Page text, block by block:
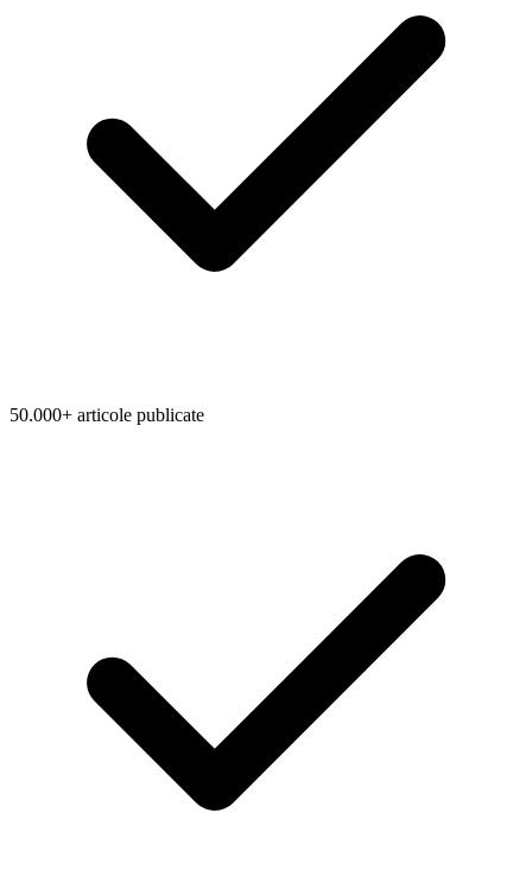
50.000+ articole publicate